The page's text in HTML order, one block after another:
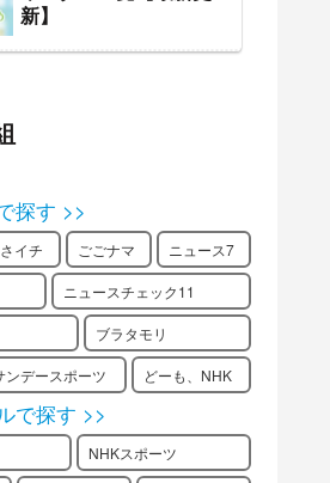
新】
探す >>
イチ ごごナマ ニュース7
ニュースチェック11
ブラタモリ
ンデースポーツ どーも、NHK
で探す >>
NHKスポーツ